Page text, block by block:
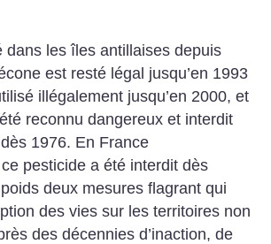
dans les îles antillaises depuis
est resté légal jusqu’en 1993
illégalement jusqu’en 2000, et
reconnu dangereux et interdit
1976. En France
pesticide a été interdit dès
deux mesures flagrant qui
des vies sur les territoires non
des décennies d’inaction, de